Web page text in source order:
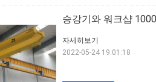
승강기와 워크샵
자세히보기
2022-05-24 19:01:18